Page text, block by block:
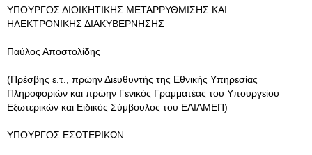
ΥΠΟΥΡΓΟΣ ΔΙΟΙΚΗΤΙΚΗΣ ΜΕΤΑΡΡΥΘΜΙΣΗΣ ΚΑΙ
ΗΛΕΚΤΡΟΝΙΚΗΣ ΔΙΑΚΥΒΕΡΝΗΣΗΣ
Παύλος Αποστολίδης
(Πρέσβης ε.τ., πρώην Διευθυντής της Εθνικής Υπηρεσίας
Πληροφοριών και πρώην Γενικός Γραμματέας του Υπουργείου
Εξωτερικών και Ειδικός Σύμβουλος του ΕΛΙΑΜΕΠ)
ΥΠΟΥΡΓΟΣ ΕΣΩΤΕΡΙΚΩΝ